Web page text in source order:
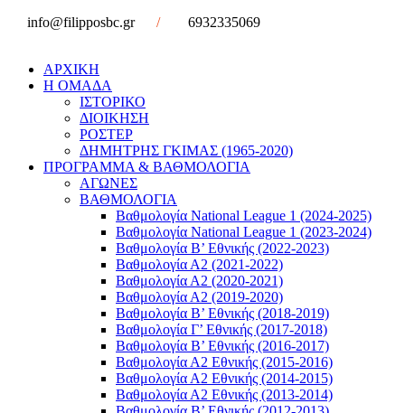
info@filipposbc.gr
/ 6932335069
ΑΡΧΙΚΗ
Η ΟΜΑΔΑ
ΙΣΤΟΡΙΚΟ
ΔΙΟΙΚΗΣΗ
ΡΟΣΤΕΡ
ΔΗΜΗΤΡΗΣ ΓΚΙΜΑΣ (1965-2020)
ΠΡΟΓΡΑΜΜΑ & ΒΑΘΜΟΛΟΓΙΑ
ΑΓΩΝΕΣ
ΒΑΘΜΟΛΟΓΙΑ
Βαθμολογία National League 1 (2024-2025)
Βαθμολογία National League 1 (2023-2024)
Βαθμολογία Β’ Εθνικής (2022-2023)
Βαθμολογία Α2 (2021-2022)
Βαθμολογία Α2 (2020-2021)
Βαθμολογία Α2 (2019-2020)
Βαθμολογία B’ Εθνικής (2018-2019)
Βαθμολογία Γ’ Εθνικής (2017-2018)
Βαθμολογία Β’ Εθνικής (2016-2017)
Βαθμολογία Α2 Εθνικής (2015-2016)
Βαθμολογία Α2 Εθνικής (2014-2015)
Βαθμολογία Α2 Εθνικής (2013-2014)